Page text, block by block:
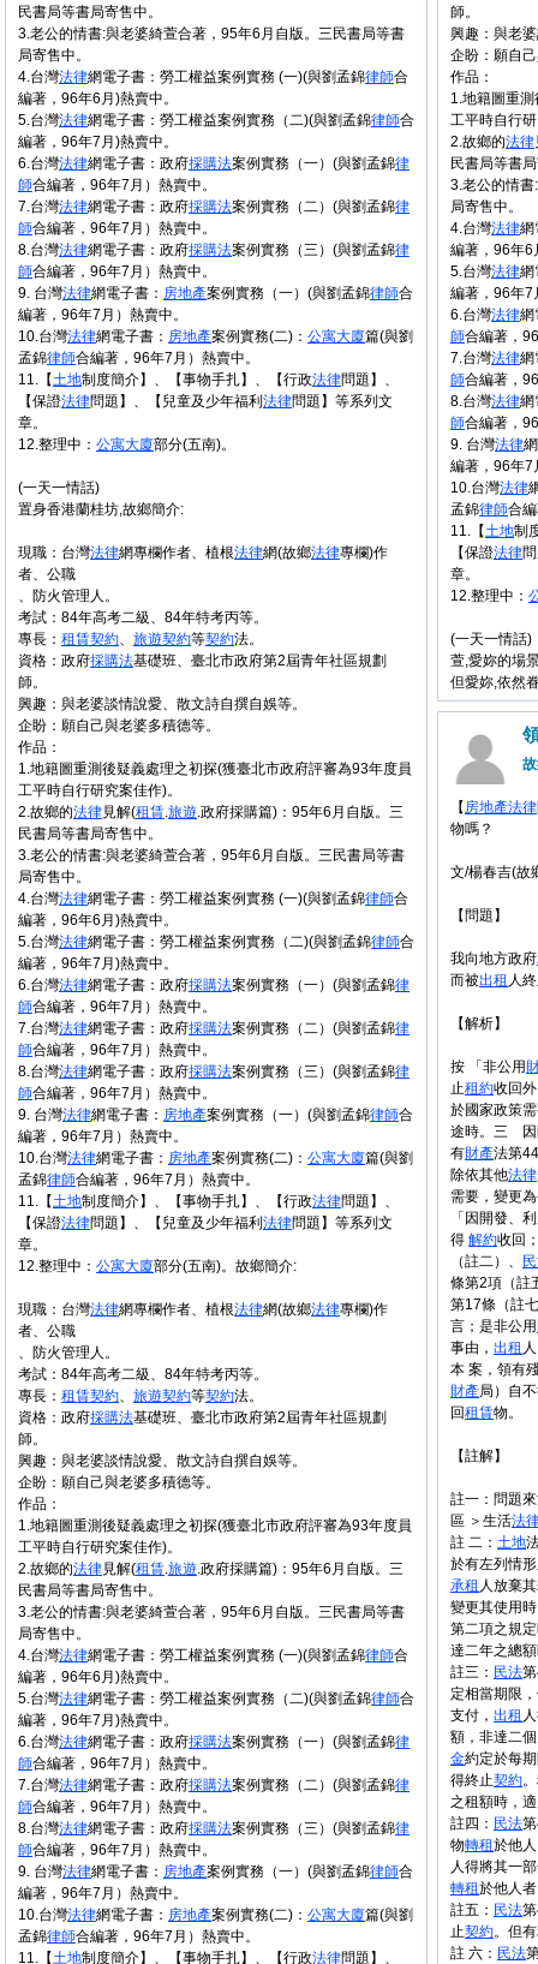
師。
興趣：與老
企盼：願自
作品：
1.地籍圖重
工平時自行
2.故鄉的法律
民書局等書
3.老公的情
局寄售中。
4.台灣法律網
編著，96年6
5.台灣法律網
編著，96年7
6.台灣法律網
師合編著，
7.台灣法律網
師合編著，
8.台灣法律網
師合編著，
9. 台灣法律
編著，96年7
10.台灣法律
孟錦律師合
11.【土地制
【保證法律
章。
12.整理中：
(一天一情話)
萱,愛妳的場
但愛妳,依然
民書局等書局寄售中。
3.老公的情書:與老婆綺萱合著，95年6月自版。三民書局等書
局寄售中。
4.台灣法律網電子書：勞工權益案例實務 (一)(與劉孟錦律師合
編著，96年6月)熱賣中。
5.台灣法律網電子書：勞工權益案例實務（二)(與劉孟錦律師合
編著，96年7月)熱賣中。
6.台灣法律網電子書：政府採購法案例實務（一）(與劉孟錦律
師合編著，96年7月）熱賣中。
7.台灣法律網電子書：政府採購法案例實務（二）(與劉孟錦律
師合編著，96年7月）熱賣中。
8.台灣法律網電子書：政府採購法案例實務（三）(與劉孟錦律
師合編著，96年7月）熱賣中。
9. 台灣法律網電子書： 房地產案例實務（一）(與劉孟錦律師合
編著，96年7月）熱賣中。
10.台灣法律網電子書： 房地產案例實務(二)： 公寓大廈篇(與劉
孟錦律師合編著，96年7月）熱賣中。
11.【土地制度簡介】、【事物手扎】、【行政法律問題】、
【保證法律問題】、【兒童及少年福利 法律問題】等系列文
章。
12.整理中： 公寓大廈部分(五南)。
(一天一情話)
置身香港蘭桂坊,故鄉簡介:
現職：台灣法律網專欄作者、植根法律網(故鄉法律專欄)作
者、公職
、防火管理人。
考試：84年高考二級、84年特考丙等。
專長： 租賃契約、 旅遊契約等契約法。
資格：政府採購法基礎班、臺北市政府第2屆青年社區規劃
師。
興趣：與老婆談情說愛、散文詩自撰自娛等。
企盼：願自己與老婆多積德等。
作品：
1.地籍圖重測後疑義處理之初探(獲臺北市政府評審為93年度員
工平時自行研究案佳作)。
2.故鄉的法律見解(租賃.旅遊.政府採購篇)：95年6月自版。三
民書局等書局寄售中。
3.老公的情書:與老婆綺萱合著，95年6月自版。三民書局等書
局寄售中。
4.台灣法律網電子書：勞工權益案例實務 (一)(與劉孟錦律師合
編著，96年6月)熱賣中。
5.台灣法律網電子書：勞工權益案例實務（二)(與劉孟錦律師合
編著，96年7月)熱賣中。
6.台灣法律網電子書：政府採購法案例實務（一）(與劉孟錦律
師合編著，96年7月）熱賣中。
7.台灣法律網電子書：政府採購法案例實務（二）(與劉孟錦律
師合編著，96年7月）熱賣中。
8.台灣法律網電子書：政府採購法案例實務（三）(與劉孟錦律
師合編著，96年7月）熱賣中。
9. 台灣法律網電子書： 房地產案例實務（一）(與劉孟錦律師合
編著，96年7月）熱賣中。
10.台灣法律網電子書： 房地產案例實務(二)： 公寓大廈篇(與劉
孟錦律師合編著，96年7月）熱賣中。
11.【土地制度簡介】、【事物手扎】、【行政法律問題】、
【保證法律問題】、【兒童及少年福利 法律問題】等系列文
章。
12.整理中： 公寓大廈部分(五南)。故鄉簡介:
現職：台灣法律網專欄作者、植根法律網(故鄉法律專欄)作
者、公職
、防火管理人。
考試：84年高考二級、84年特考丙等。
專長： 租賃契約、 旅遊契約等契約法。
資格：政府採購法基礎班、臺北市政府第2屆青年社區規劃
師。
興趣：與老婆談情說愛、散文詩自撰自娛等。
企盼：願自己與老婆多積德等。
作品：
1.地籍圖重測後疑義處理之初探(獲臺北市政府評審為93年度員
工平時自行研究案佳作)。
2.故鄉的法律見解(租賃.旅遊.政府採購篇)：95年6月自版。三
民書局等書局寄售中。
3.老公的情書:與老婆綺萱合著，95年6月自版。三民書局等書
局寄售中。
4.台灣法律網電子書：勞工權益案例實務 (一)(與劉孟錦律師合
編著，96年6月)熱賣中。
5.台灣法律網電子書：勞工權益案例實務（二)(與劉孟錦律師合
編著，96年7月)熱賣中。
6.台灣法律網電子書：政府採購法案例實務（一）(與劉孟錦律
師合編著，96年7月）熱賣中。
7.台灣法律網電子書：政府採購法案例實務（二）(與劉孟錦律
師合編著，96年7月）熱賣中。
8.台灣法律網電子書：政府採購法案例實務（三）(與劉孟錦律
師合編著，96年7月）熱賣中。
9. 台灣法律網電子書： 房地產案例實務（一）(與劉孟錦律師合
編著，96年7月）熱賣中。
10.台灣法律網電子書： 房地產案例實務(二)： 公寓大廈篇(與劉
孟錦律師合編著，96年7月）熱賣中。
11.【土地制度簡介】、【事物手扎】、【行政法律問題】、
【 房地產法律
物嗎？
文/楊春吉(故
【問題】
我向地方政府
而被出租 人
【解析】
按 「非公用
止租約收回
於國家政策
途時。三 因
有財產法第
除依其他法律
需要，變更
「因開發、
得 解約收回
（註二）、
條第2項（註
第17條（註
言；是非公用
事由， 出租
本 案，領有
財產局）自
回租賃物。
【註解】
註一：問題
區 ＞生活法
註 二： 土地
於有左列情
承租 人放棄
變更其使用
第二項之規
達二年之總
註三： 民法
定相當期限
支付， 出租
額，非達二
金約定於每
得終止契約
之租額時，
註四： 民法
物轉租於他
人得將其一
轉租於他人
註五： 民法
止契約。但
註 六： 民法